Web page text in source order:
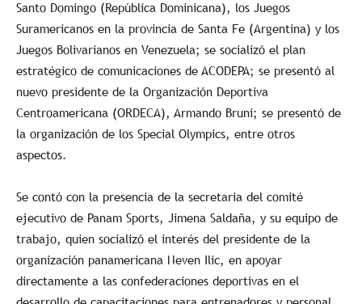
Santo Domingo (República Dominicana), los Juegos
Suramericanos en la provincia de Santa Fe (Argentina) y los
Juegos Bolivarianos en Venezuela; se socializó el plan
estratégico de comunicaciones de ACODEPA; se presentó al
nuevo presidente de la Organización Deportiva
Centroamericana (ORDECA), Armando Bruni; se presentó de
la organización de los Special Olympics, entre otros
aspectos.
Se contó con la presencia de la secretaria del comité
ejecutivo de Panam Sports, Jimena Saldaña, y su equipo de
trabajo, quien socializó el interés del presidente de la
organización panamericana Neven Ilic, en apoyar
directamente a las confederaciones deportivas en el